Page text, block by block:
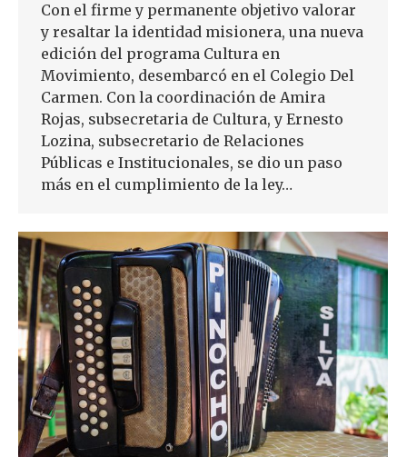
Con el firme y permanente objetivo valorar
y resaltar la identidad misionera, una nueva
edición del programa Cultura en
Movimiento, desembarcó en el Colegio Del
Carmen. Con la coordinación de Amira
Rojas, subsecretaria de Cultura, y Ernesto
Lozina, subsecretario de Relaciones
Públicas e Institucionales, se dio un paso
más en el cumplimiento de la ley…